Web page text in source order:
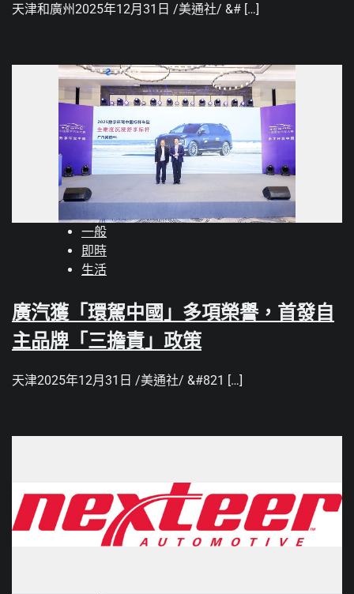
天津和廣州2025年12月31日 /美通社/ &# […]
一般
即時
生活
廣汽獲「環駕中國」多項榮譽，首發自
主品牌「三擔責」政策
天津2025年12月31日 /美通社/ &#821 […]